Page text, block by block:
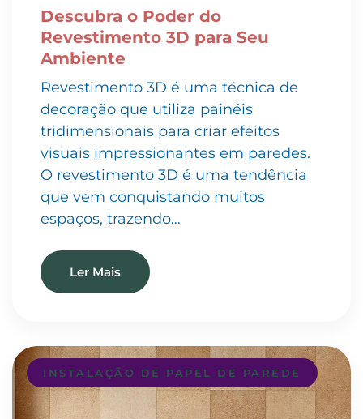
Descubra o Poder do
Revestimento 3D para Seu
Ambiente
Revestimento 3D é uma técnica de
decoração que utiliza painéis
tridimensionais para criar efeitos
visuais impressionantes em paredes.
O revestimento 3D é uma tendência
que vem conquistando muitos
espaços, trazendo…
Ler Mais
INSTALAÇÃO DE PAPEL DE PAREDE